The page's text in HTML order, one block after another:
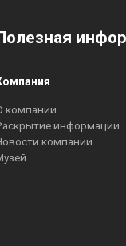
компании
информации
компании